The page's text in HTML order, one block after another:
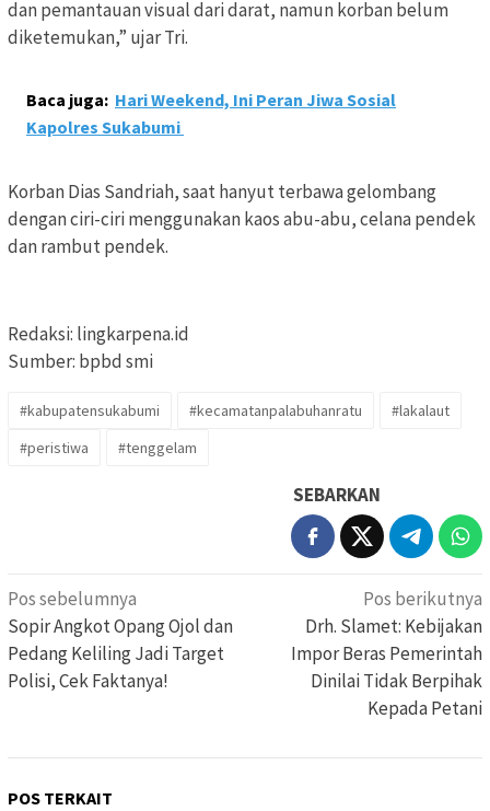
dan pemantauan visual dari darat, namun korban belum
diketemukan,” ujar Tri.
Baca juga: Hari Weekend, Ini Peran Jiwa Sosial
Kapolres Sukabumi
Korban Dias Sandriah, saat hanyut terbawa gelombang
dengan ciri-ciri menggunakan kaos abu-abu, celana pendek
dan rambut pendek.
Redaksi: lingkarpena.id
Sumber: bpbd smi
#kabupatensukabumi #kecamatanpalabuhanratu
#lakalaut
#peristiwa
#tenggelam
SEBARKAN
Navigasi
pos
Pos sebelumnya
Sopir Angkot Opang Ojol dan
Pedang Keliling Jadi Target
Polisi, Cek Faktanya!
Pos berikutnya
Drh. Slamet: Kebijakan
Impor Beras Pemerintah
Dinilai Tidak Berpihak
Kepada Petani
POS TERKAIT